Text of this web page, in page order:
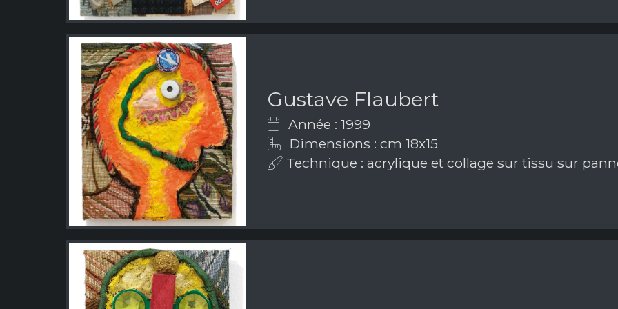
Gustave Flaubert
Année : 1999
Dimensions : cm 18x15
Technique : acrylique et collage sur tissu sur